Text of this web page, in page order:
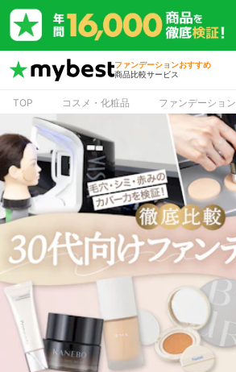
ファンデーションおすすめ
商品比較サービス
TOP コスメ・化粧品 ファンデーション